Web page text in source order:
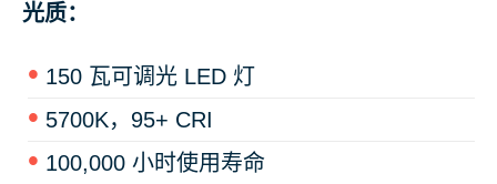
光质：
150 瓦可调光 LED 灯
5700K，95+ CRI
100,000 小时使用寿命